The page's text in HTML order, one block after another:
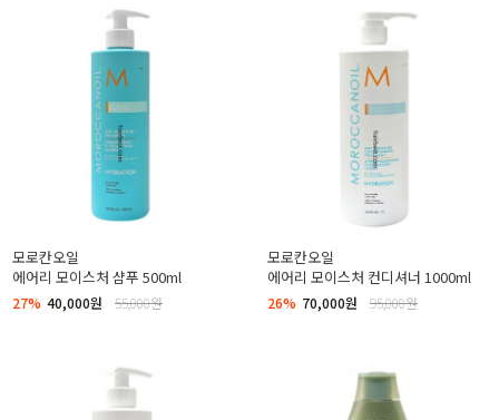
모로칸오일
에어리 모이스처 샴푸 500ml
27% 40,000원 55,000원
모로칸오일
에어리 모이스처 컨디셔너 1000ml
26% 70,000원 95,000원